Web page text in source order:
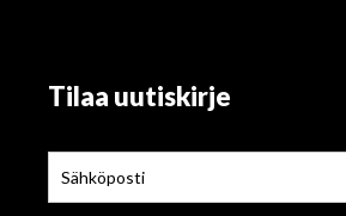
Tilaa uutiskirje